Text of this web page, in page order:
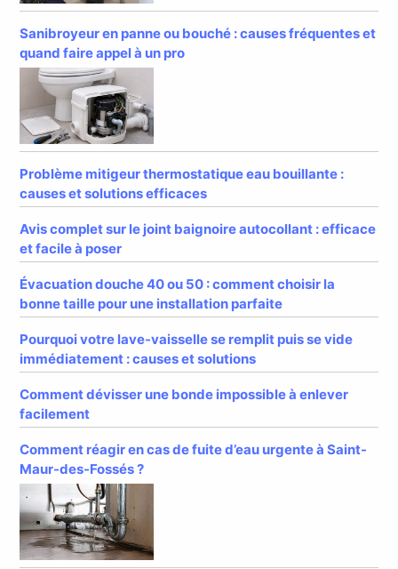
Sanibroyeur en panne ou bouché : causes fréquentes et
quand faire appel à un pro
Problème mitigeur thermostatique eau bouillante :
causes et solutions efficaces
Avis complet sur le joint baignoire autocollant : efficace
et facile à poser
Évacuation douche 40 ou 50 : comment choisir la
bonne taille pour une installation parfaite
Pourquoi votre lave-vaisselle se remplit puis se vide
immédiatement : causes et solutions
Comment dévisser une bonde impossible à enlever
facilement
Comment réagir en cas de fuite d’eau urgente à Saint-
Maur-des-Fossés ?